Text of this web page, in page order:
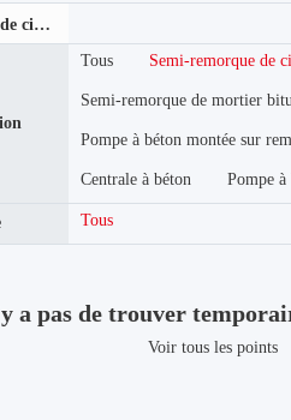
Semi-remorque de ciment en vrac
Tous Semi-remorque de
Semi-remorque de mortier
Pompe à béton montée sur
Centrale à béton Pompe à
Tous
a pas de trouver
Voir tous les points